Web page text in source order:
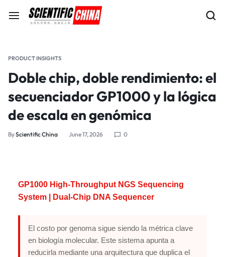
PRODUCT INSIGHTS
Doble chip, doble rendimiento: el
secuenciador GP1000 y la lógica
de escala en genómica
ByScientific China June 17, 2026 0
GP1000 High-Throughput NGS Sequencing
System | Dual-Chip DNA Sequencer
El costo por genoma sigue siendo la métrica clave
en biología molecular. Este sistema apunta a
reducirla mediante una arquitectura que duplica el